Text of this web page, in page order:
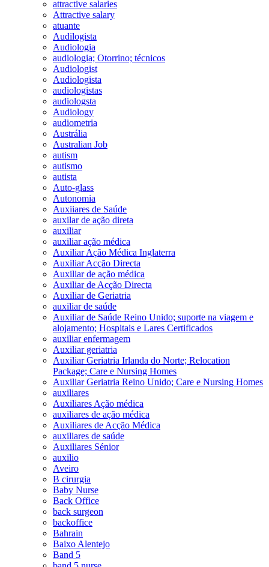
attractive salaries
Attractive salary
atuante
Audilogista
Audiologia
audiologia; Otorrino; técnicos
Audiologist
Audiologista
audiologistas
audiologsta
Audiology
audiometria
Austrália
Australian Job
autism
autismo
autista
Auto-glass
Autonomia
Auxiiares de Saúde
auxilar de ação direta
auxiliar
auxiliar ação médica
Auxiliar Ação Médica Inglaterra
Auxiliar Acção Directa
Auxiliar de ação médica
Auxiliar de Acção Directa
Auxiliar de Geriatria
auxiliar de saúde
Auxiliar de Saúde Reino Unido; suporte na viagem e
alojamento; Hospitais e Lares Certificados
auxiliar enfermagem
Auxiliar geriatria
Auxiliar Geriatria Irlanda do Norte; Relocation
Package; Care e Nursing Homes
Auxiliar Geriatria Reino Unido; Care e Nursing Homes
auxiliares
Auxiliares Ação médica
auxiliares de ação médica
Auxiliares de Acção Médica
auxiliares de saúde
Auxiliares Sénior
auxilio
Aveiro
B cirurgia
Baby Nurse
Back Office
back surgeon
backoffice
Bahrain
Baixo Alentejo
Band 5